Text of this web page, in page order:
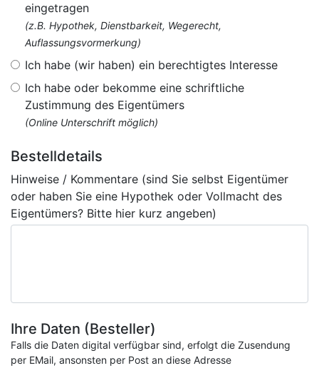
eingetragen
(z.B. Hypothek, Dienstbarkeit, Wegerecht,
Auflassungsvormerkung)
Ich habe (wir haben) ein berechtigtes Interesse
Ich habe oder bekomme eine schriftliche
Zustimmung des Eigentümers
(Online Unterschrift möglich)
Bestelldetails
Hinweise / Kommentare (sind Sie selbst Eigentümer
oder haben Sie eine Hypothek oder Vollmacht des
Eigentümers? Bitte hier kurz angeben)
Ihre Daten (Besteller)
Falls die Daten digital verfügbar sind, erfolgt die Zusendung
per EMail, ansonsten per Post an diese Adresse